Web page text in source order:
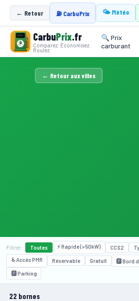
← Retour ⛽ CarbuPrix 🌤️ Météo
CarbuPrix.fr
Comparez. Économisez.
Roulez.
🔍 Prix
carburant
← Retour aux villes
Filtrer : Toutes ⚡ Rapide (>50kW) CCS2
♿ Accès PMR
Réservable Gratuit
🅿️ Bord
🅿️ Parking
22 bornes